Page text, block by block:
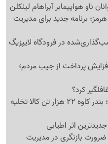
ناو هواپیمابر آبراهام لینکلن
برنامه جدید برای مدیریت
در فرودگاه لایپزیگ
پرداخت از جیب مردم؛
کرد؟
رشد فعالیت‌های تجاری در قشم؛ بندر کاوه 22 هزار تن کالا تخلیه
اثر اطیابی
بازنگری در مدیریت